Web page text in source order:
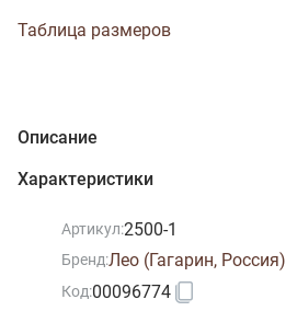
Таблица размеров
Описание
Характеристики
Артикул:2500-1
Бренд:Лео (Гагарин, Россия)
Код:00096774